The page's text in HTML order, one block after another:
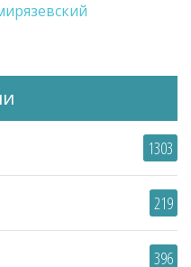
1303
219
396